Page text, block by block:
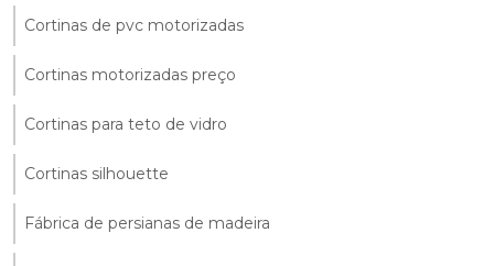
Cortinas de pvc motorizadas
Cortinas motorizadas preço
Cortinas para teto de vidro
Cortinas silhouette
Fábrica de persianas de madeira